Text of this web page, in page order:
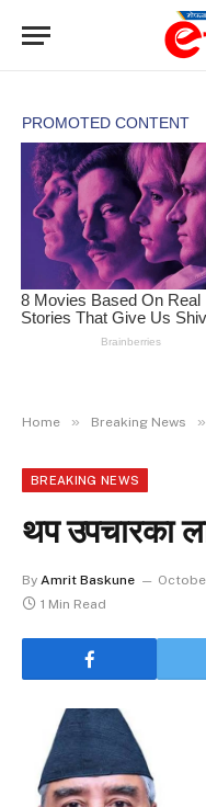
Home » Breaking News »
BREAKING NEWS
थप उपचारका
By Amrit Baskune
1 Min Read